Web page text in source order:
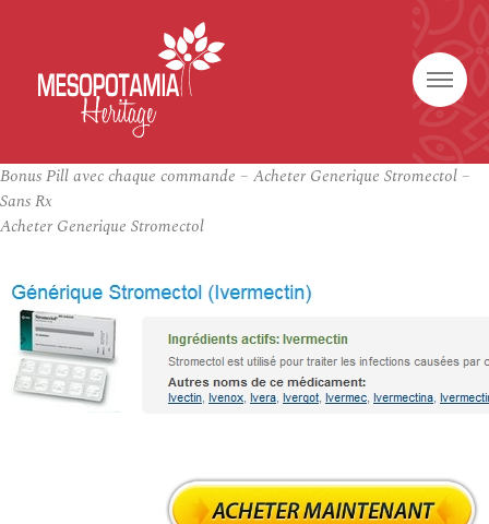
Bonus Pill avec chaque commande – Acheter Generique Stromectol –
Sans Rx
Acheter Generique Stromectol